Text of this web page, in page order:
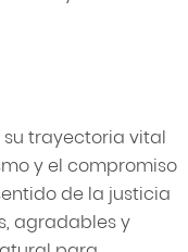
su trayectoria vital
y el compromiso
de la justicia
agradables y